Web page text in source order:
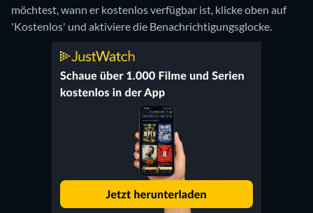
möchtest, wann er kostenlos verfügbar ist, klicke oben auf
'Kostenlos' und aktiviere die Benachrichtigungsglocke.